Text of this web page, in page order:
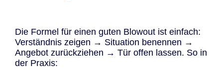
Die Formel für einen guten Blowout ist einfach:
Verständnis zeigen → Situation benennen →
Angebot zurückziehen → Tür offen lassen. So in
der Praxis: